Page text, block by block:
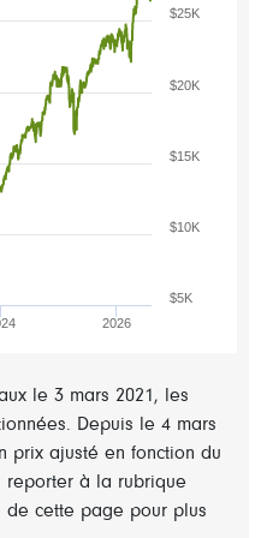
2026
$5K
$10K
$15K
$20K
$25K
le 3 mars 2021, les
Depuis le 4 mars
prix ajusté en fonction du
reporter à la rubrique
de cette page pour plus